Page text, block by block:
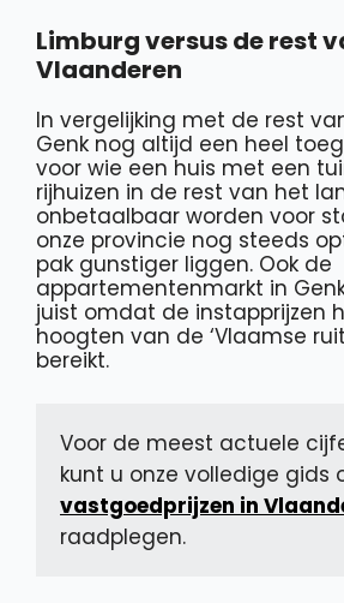
Limburg versus de rest
Vlaanderen
In vergelijking met de rest
Genk nog altijd een heel
voor wie een huis met een
rijhuizen in de rest van het
onbetaalbaar worden voor
onze provincie nog steeds
pak gunstiger liggen. Ook de
appartementenmarkt in
juist omdat de instapprijzen
hoogten van de ‘Vlaamse
bereikt.
Voor de meest actuele
vastgoedprijzen in
raadplegen.